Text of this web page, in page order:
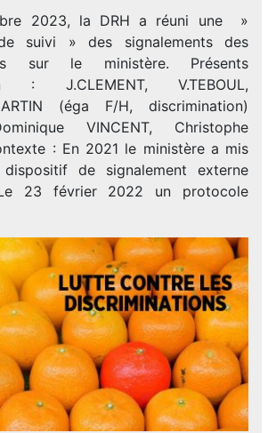
2023, la DRH a réuni une »
suivi » des signalements des
sur le ministère. Présents
: J.CLEMENT, V.TEBOUL,
(éga F/H, discrimination)
VINCENT, Christophe
: En 2021 le ministère a mis
de signalement externe
23 février 2022 un protocole